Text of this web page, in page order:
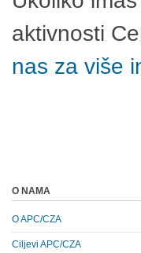
aktivnosti
nas za više
O NAMA
O APC/CZA
Ciljevi APC/CZA